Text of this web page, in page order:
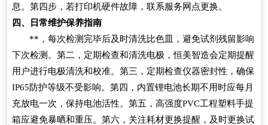
息。第四步，若打印机硬件故障，联系服务网点更换。
四、日常维护保养指南
**，每次检测完毕后及时清洗比色皿，避免试剂残留影响
下次检测。第二，定期检查和清洗电极，恒美智造会定期提醒
用户进行电极清洗和校准。第三，定期检查仪器密封性，确保
IP65防护等级不受影响。第四，内置锂电池长期不用时应每月
充放电一次，保持电池活性。第五，高强度PVC工程塑料手提
箱应避免暴晒和重压。第六，关注耗材更换提醒，及时更换试